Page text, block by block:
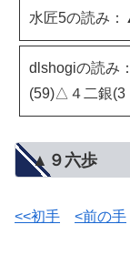
水匠5の読み
dlshogiの読み
(59)△４二銀(3
▲９六歩
<<初手 <前の手